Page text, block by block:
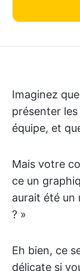
Imaginez
présenter
équipe, et
Mais votre
ce un
aurait été un
? »
Eh bien, ce
délicate si